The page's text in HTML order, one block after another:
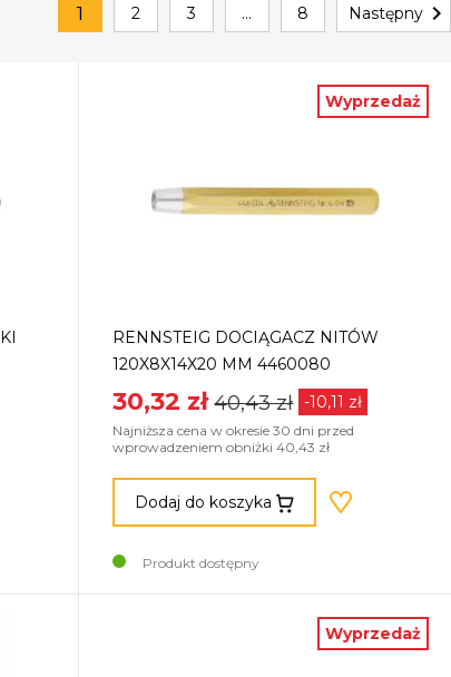
1 2 3 … 8 Następny
Wyprzedaż
RENNSTEIG DOCIĄGACZ NITÓW
120X8X14X20 MM 4460080
30,32 zł 40,43 zł -10,11 zł
Najniższa cena w okresie 30 dni przed
wprowadzeniem obniżki 40,43 zł
Dodaj do koszyka
Produkt dostępny
Wyprzedaż